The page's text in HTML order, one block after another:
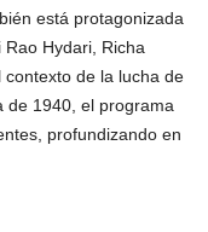
está protagonizada
Hydari, Richa
de la lucha de
de 1940, el programa
profundizando en